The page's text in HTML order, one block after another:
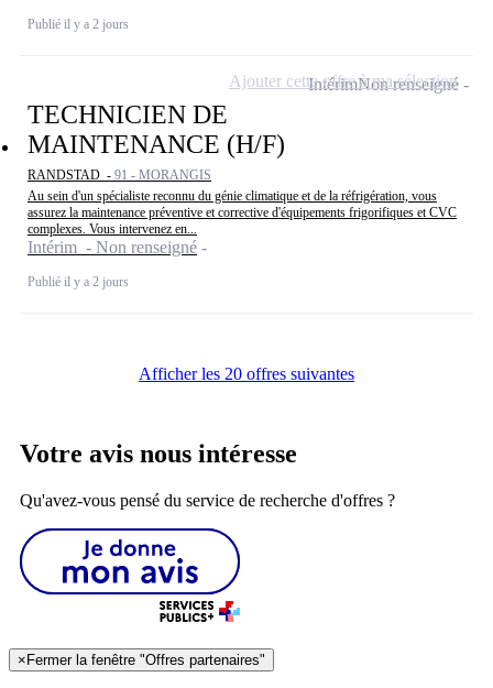
Publié il y a 2 jours
TECHNICIEN DE
MAINTENANCE (H/F)
RANDSTAD - 91 - MORANGIS
Au sein d'un spécialiste reconnu du génie climatique et de la réfrigération, vous
assurez la maintenance préventive et corrective d'équipements frigorifiques et CVC
complexes. Vous intervenez en...
Intérim - Non renseigné
Publié il y a 2 jours
IntérimNon renseigné
Ajouter cette offre à ma sélection
Afficher les 20 offres suivantes
Votre avis nous intéresse
Qu'avez-vous pensé du service de recherche d'offres ?
×Fermer la fenêtre "Offres partenaires"